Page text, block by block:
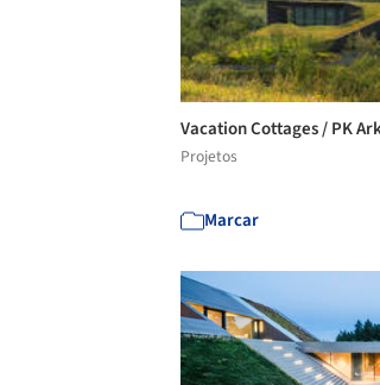
Vacation Cottages / PK
Projetos
Marcar